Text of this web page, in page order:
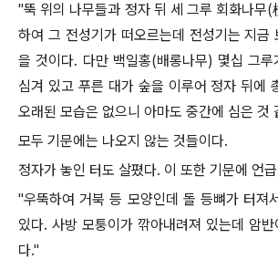
"뚝 위의 나무들과 정자 뒤 세 그루 회화나무(
하여 그 전성기가 떠오르는데 전성기는 지금
을 것이다. 다만 백일홍(배롱나무) 몇십 그루
심겨 있고 푸른 대가 숲을 이루어 정자 뒤에
오래된 모습은 없으니 아마도 중간에 심은 것
모두 기문에는 나오지 않는 것들이다.
정자가 놓인 터도 살폈다. 이 또한 기문에 언
"우뚝하여 거북 등 모양인데 돌 등뼈가 터져
있다. 사방 모퉁이가 깎아내려져 있는데 암
다."